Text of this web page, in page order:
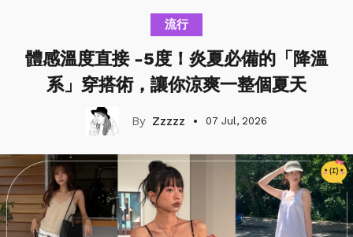
流行
體感溫度直接 -5度！炎夏必備的「降溫
系」穿搭術，讓你涼爽一整個夏天
Zzzzz 07 Jul, 2026